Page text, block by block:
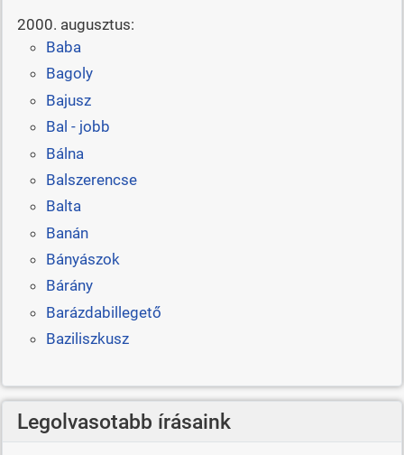
2000. augusztus:
Baba
Bagoly
Bajusz
Bal - jobb
Bálna
Balszerencse
Balta
Banán
Bányászok
Bárány
Barázdabillegető
Baziliszkusz
Legolvasotabb írásaink